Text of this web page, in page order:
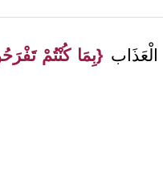
{بِمَا كُنْتُمْ